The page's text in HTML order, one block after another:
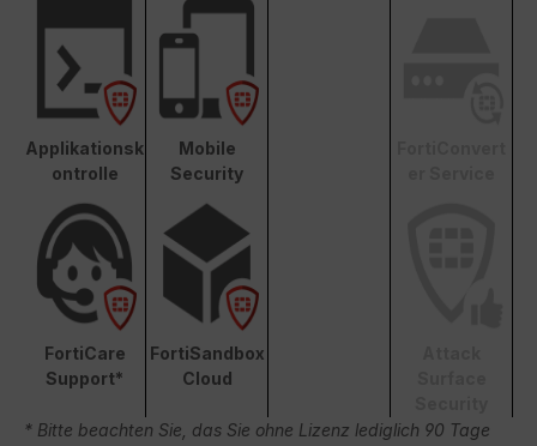
Applikationsk
ontrolle
Mobile
Security
FortiCare
Support*
FortiSandbox
Cloud
* Bitte beachten Sie, das Sie ohne Lizenz lediglich 90 Tage